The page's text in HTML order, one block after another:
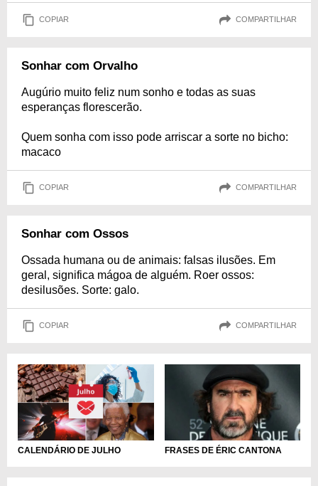
COPIAR COMPARTILHAR
Sonhar com Orvalho
Augúrio muito feliz num sonho e todas as suas
esperanças florescerão.
Quem sonha com isso pode arriscar a sorte no bicho:
macaco
COPIAR COMPARTILHAR
Sonhar com Ossos
Ossada humana ou de animais: falsas ilusões. Em
geral, significa mágoa de alguém. Roer ossos:
desilusões. Sorte: galo.
COPIAR COMPARTILHAR
CALENDÁRIO DE JULHO FRASES DE ÉRIC CANTONA